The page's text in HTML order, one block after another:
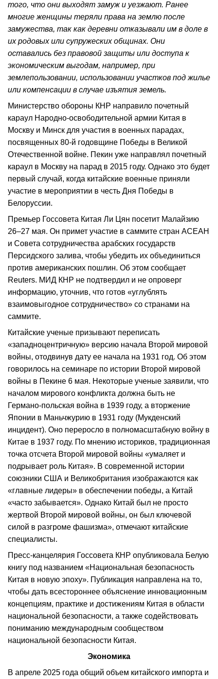
того, что они выходят замуж и уезжают. Ранее
многие женщины теряли права на землю после
замужества, так как деревни отказывали им в доле в
их родовых или супружеских общинах. Они
оставались без правовой защиты или доступа к
экономическим выгодам, например, при
землепользовании, использовании участков под жилье
или компенсации в случае изъятия земель.
Министерство обороны КНР направило почетный
караул Народно-освободительной армии Китая в
Москву и Минск для участия в военных парадах,
посвященных 80-й годовщине Победы в Великой
Отечественной войне. Пекин уже направлял почетный
караул в Москву на парад в 2015 году. Однако это будет
первый случай, когда китайские военные приняли
участие в мероприятии в честь Дня Победы в
Белоруссии.
Премьер Госсовета Китая Ли Цян посетит Малайзию
26–27 мая. Он примет участие в саммите стран АСЕАН
и Совета сотрудничества арабских государств
Персидского залива, чтобы убедить их объединиться
против американских пошлин. Об этом сообщает
Reuters. МИД КНР не подтвердил и не опроверг
информацию, уточнив, что готов «углублять
взаимовыгодное сотрудничество» со странами на
саммите.
Китайские ученые призывают переписать
«западноцентричную» версию начала Второй мировой
войны, отодвинув дату ее начала на 1931 год. Об этом
говорилось на семинаре по истории Второй мировой
войны в Пекине 6 мая. Некоторые ученые заявили, что
началом мирового конфликта должна быть не
Германо-польская война в 1939 году, а вторжение
Японии в Маньчжурию в 1931 году (Мукденский
инцидент). Оно переросло в полномасштабную войну в
Китае в 1937 году. По мнению историков, традиционная
точка отсчета Второй мировой войны «умаляет и
подрывает роль Китая». В современной истории
союзники США и Великобритания изображаются как
«главные лидеры» в обеспечении победы, а Китай
«часто забывается». Однако Китай был не просто
жертвой Второй мировой войны, он был ключевой
силой в разгроме фашизма», отмечают китайские
специалисты.
Пресс-канцелярия Госсовета КНР опубликовала Белую
книгу под названием «Национальная безопасность
Китая в новую эпоху». Публикация направлена на то,
чтобы дать всестороннее объяснение инновационным
концепциям, практике и достижениям Китая в области
национальной безопасности, а также содействовать
пониманию международным сообществом
национальной безопасности Китая.
Экономика
В апреле 2025 года общий объем китайского импорта и